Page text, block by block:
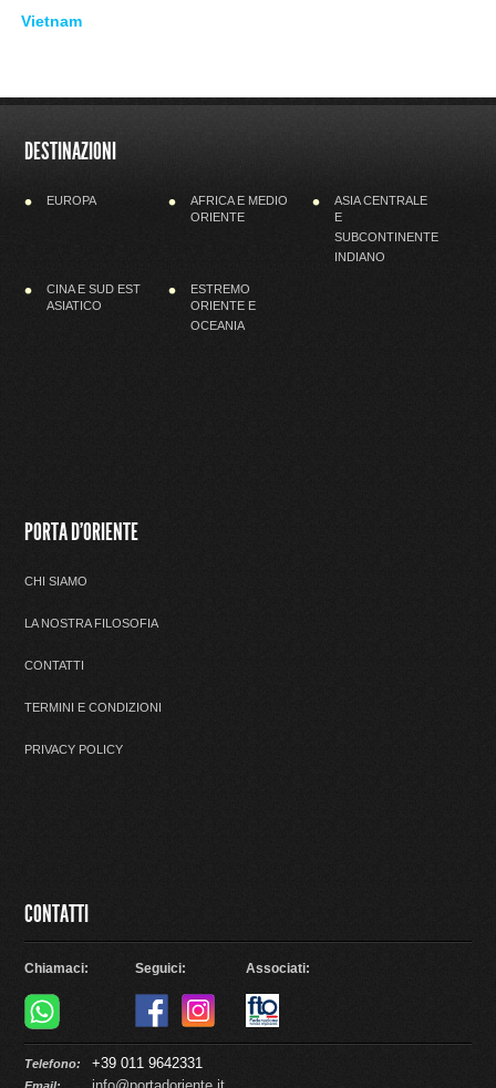
Vietnam
DESTINAZIONI
EUROPA AFRICA E MEDIO
ORIENTE
ASIA CENTRALE
E
SUBCONTINENTE
INDIANO
CINA E SUD EST
ASIATICO
ESTREMO
ORIENTE E
OCEANIA
PORTA D'ORIENTE
CHI SIAMO
LA NOSTRA FILOSOFIA
CONTATTI
TERMINI E CONDIZIONI
PRIVACY POLICY
CONTATTI
Chiamaci: Seguici: Associati:
Telefono: +39 011 9642331